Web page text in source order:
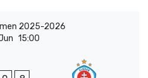
2025-2026
15:00